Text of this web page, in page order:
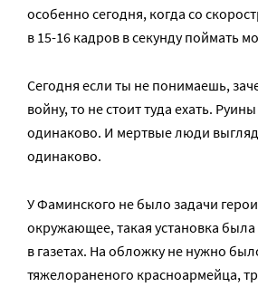
особенно сегодня, когда со
в 15-16 кадров в секунду поймать
Сегодня если ты не понимаешь,
войну, то не стоит туда ехать.
одинаково. И мертвые люди
одинаково.
У Фаминского не было задачи
окружающее, такая установка была
в газетах. На обложку не нужно
тяжелораненого красноармейца,